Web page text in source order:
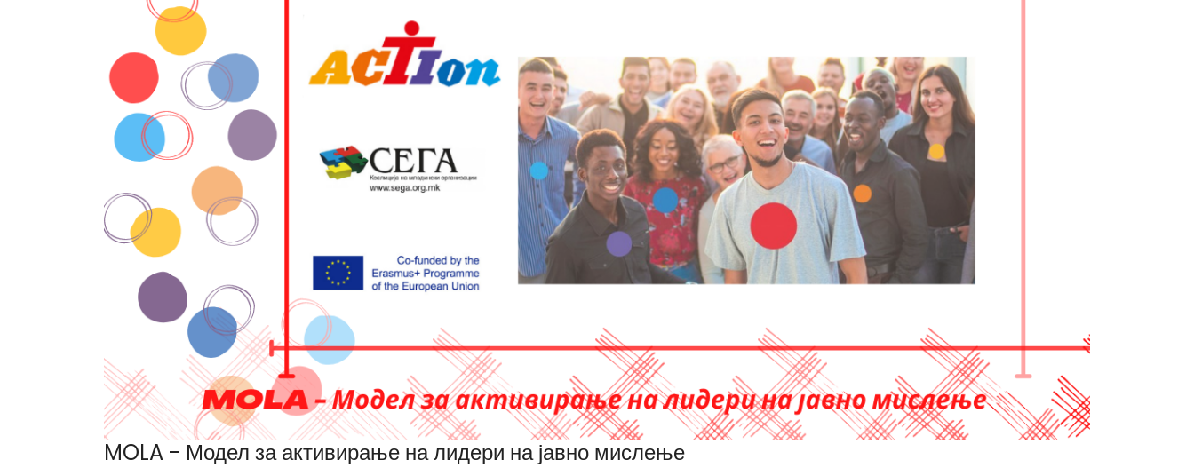
MOLA - Модел за активирање на лидери на јавно мислење